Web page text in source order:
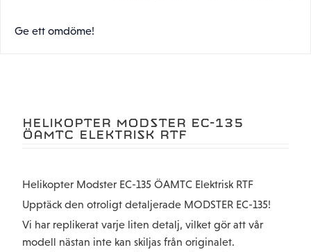
Ge ett omdöme!
HELIKOPTER MODSTER EC-135
ÖAMTC ELEKTRISK RTF
Helikopter Modster EC-135 ÖAMTC Elektrisk RTF
Upptäck den otroligt detaljerade MODSTER EC-135!
Vi har replikerat varje liten detalj, vilket gör att vår
modell nästan inte kan skiljas från originalet.